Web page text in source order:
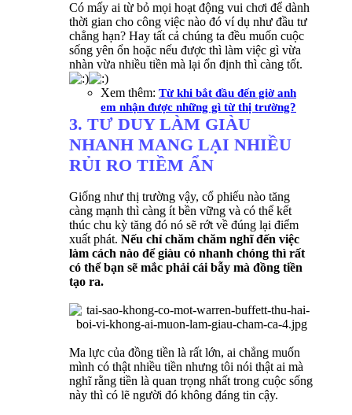
Có mấy ai từ bỏ mọi hoạt động vui chơi để dành
thời gian cho công việc nào đó ví dụ như đầu tư
chẳng hạn? Hay tất cả chúng ta đều muốn cuộc
sống yên ổn hoặc nếu được thì làm việc gì vừa
nhàn vừa nhiều tiền mà lại ổn định thì càng tốt.
Xem thêm: Từ khi bắt đầu đến giờ anh
em nhận được những gì từ thị trường?
3. TƯ DUY LÀM GIÀU
NHANH MANG LẠI NHIỀU
RỦI RO TIỀM ẨN
Giống như thị trường vậy, cổ phiếu nào tăng
càng mạnh thì càng ít bền vững và có thể kết
thúc chu kỳ tăng đó nó sẽ rớt về đúng lại điểm
xuất phát. Nếu chỉ chăm chăm nghĩ đến việc
làm cách nào để giàu có nhanh chóng thì rất
có thể bạn sẽ mắc phải cái bẫy mà đồng tiền
tạo ra.
Ma lực của đồng tiền là rất lớn, ai chẳng muốn
mình có thật nhiều tiền nhưng tôi nói thật ai mà
nghĩ rằng tiền là quan trọng nhất trong cuộc sống
này thì có lẽ người đó không đáng tin cậy.